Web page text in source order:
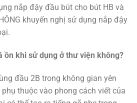
nắp đậy đầu bút cho bút HB và
khuyến nghị sử dụng nắp đậy
ồn khi sử dụng ở thư viện không?
đầu 2B trong không gian yên
thuộc vào phong cách viết của